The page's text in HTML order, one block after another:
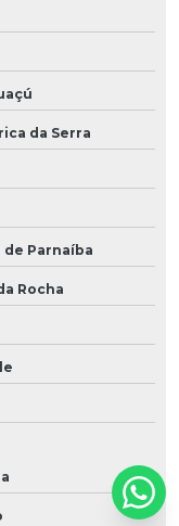
da Serra
de Parnaíba
Rocha